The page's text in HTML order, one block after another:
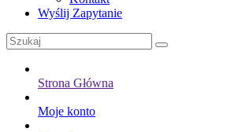
Wyślij Zapytanie
Strona Główna
Moje konto